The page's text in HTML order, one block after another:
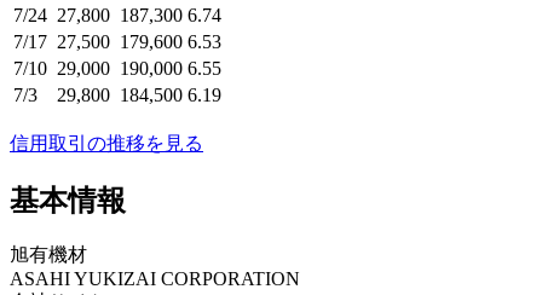
7/24 27,800 187,300 6.74
7/17 27,500 179,600 6.53
7/10 29,000 190,000 6.55
7/3
29,800 184,500 6.19
信用取引の推移を見る
基本情報
旭有機材
ASAHI YUKIZAI CORPORATION